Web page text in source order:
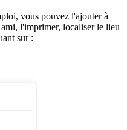
vous pouvez l'ajouter à
l'imprimer, localiser le lieu
sur :